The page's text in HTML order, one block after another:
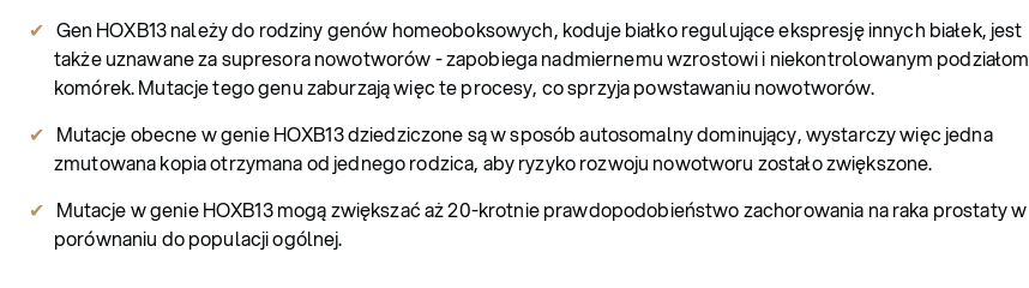
Gen HOXB13 należy do rodziny genów homeoboksowych, koduje białko regulujące ekspresję innych białek, jest
także uznawane za supresora nowotworów - zapobiega nadmiernemu wzrostowi i niekontrolowanym podziałom
komórek. Mutacje tego genu zaburzają więc te procesy, co sprzyja powstawaniu nowotworów.
Mutacje obecne w genie HOXB13 dziedziczone są w sposób autosomalny dominujący, wystarczy więc jedna
zmutowana kopia otrzymana od jednego rodzica, aby ryzyko rozwoju nowotworu zostało zwiększone.
Mutacje w genie HOXB13 mogą zwiększać aż 20-krotnie prawdopodobieństwo zachorowania na raka prostaty w
porównaniu do populacji ogólnej.